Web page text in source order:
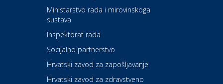
Kultura i edukacija
Kazalište ZKM
Auto-moto i tehnika
Ministarstvo rada i mirovinskoga
sustava
Inspektorat rada
Socijalno partnerstvo
Hrvatski zavod za zapošljavanje
Hrvatski zavod za zdravstveno